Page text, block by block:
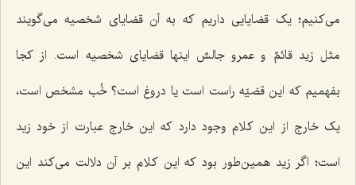
می‌کنیم؛ یک قضایایی داریم که به آن قضایای شخصیه می‌گویند
مثل زید قائمٌ و عمرو جالسٌ اینها قضایای شخصیه است. از کجا
بفهمیم که این قضیّه راست است یا دروغ است؟ خُب مشخص است،
یک خارج از این کلام وجود دارد که این خارج عبارت از خود زید
است؛ اگر زید همین‌طور بود که این کلام بر آن دلالت می‌کند این